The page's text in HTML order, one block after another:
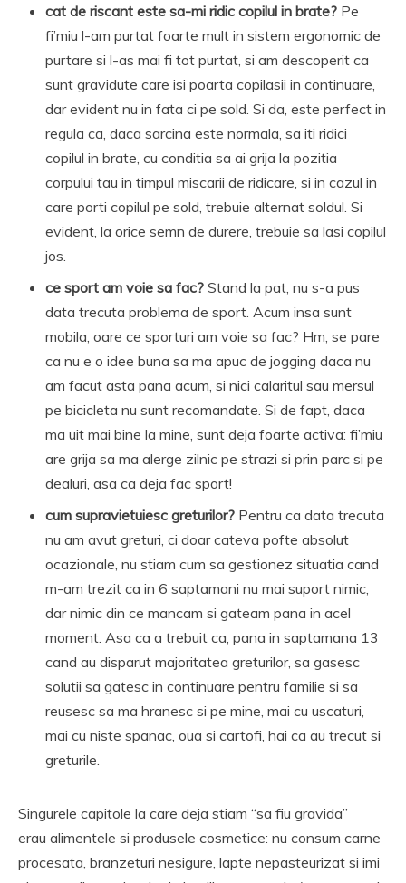
cat de riscant este sa-mi ridic copilul in brate? Pe
fi’miu l-am purtat foarte mult in sistem ergonomic de
purtare si l-as mai fi tot purtat, si am descoperit ca
sunt gravidute care isi poarta copilasii in continuare,
dar evident nu in fata ci pe sold. Si da, este perfect in
regula ca, daca sarcina este normala, sa iti ridici
copilul in brate, cu conditia sa ai grija la pozitia
corpului tau in timpul miscarii de ridicare, si in cazul in
care porti copilul pe sold, trebuie alternat soldul. Si
evident, la orice semn de durere, trebuie sa lasi copilul
jos.
ce sport am voie sa fac? Stand la pat, nu s-a pus
data trecuta problema de sport. Acum insa sunt
mobila, oare ce sporturi am voie sa fac? Hm, se pare
ca nu e o idee buna sa ma apuc de jogging daca nu
am facut asta pana acum, si nici calaritul sau mersul
pe bicicleta nu sunt recomandate. Si de fapt, daca
ma uit mai bine la mine, sunt deja foarte activa: fi’miu
are grija sa ma alerge zilnic pe strazi si prin parc si pe
dealuri, asa ca deja fac sport!
cum supravietuiesc greturilor? Pentru ca data trecuta
nu am avut greturi, ci doar cateva pofte absolut
ocazionale, nu stiam cum sa gestionez situatia cand
m-am trezit ca in 6 saptamani nu mai suport nimic,
dar nimic din ce mancam si gateam pana in acel
moment. Asa ca a trebuit ca, pana in saptamana 13
cand au disparut majoritatea greturilor, sa gasesc
solutii sa gatesc in continuare pentru familie si sa
reusesc sa ma hranesc si pe mine, mai cu uscaturi,
mai cu niste spanac, oua si cartofi, hai ca au trecut si
greturile.
Singurele capitole la care deja stiam “sa fiu gravida”
erau alimentele si produsele cosmetice: nu consum carne
procesata, branzeturi nesigure, lapte nepasteurizat si imi